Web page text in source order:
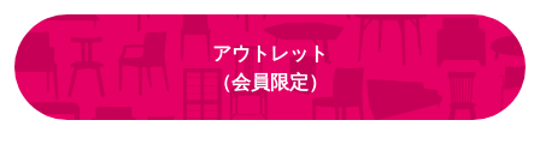
アウトレット
（会員限定）